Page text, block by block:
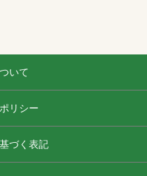
いて
リシー
づく表記